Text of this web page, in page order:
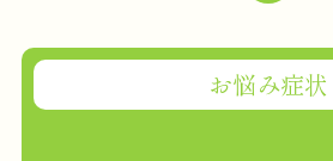
お悩み症状